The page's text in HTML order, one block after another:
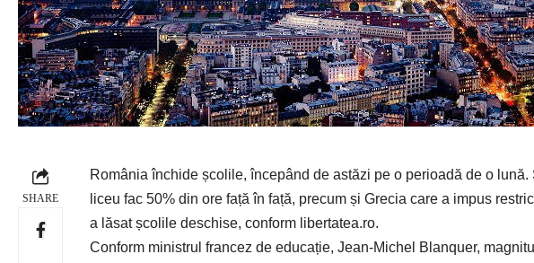
SHARE
România închide școlile, începând de astăzi pe o perioadă de o
liceu fac 50% din ore față în față, precum și Grecia care a impus
a lăsat școlile deschise, conform libertatea.ro.
Conform ministrul francez de educație, Jean-Michel Blanquer,